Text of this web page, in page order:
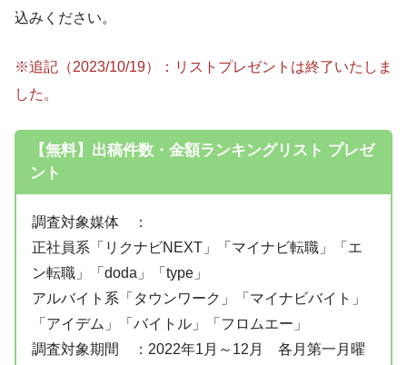
込みください。
※追記（2023/10/19）：リストプレゼントは終了いたしま
した。
【無料】出稿件数・金額ランキングリスト プレゼ
ント
調査対象媒体 ：
正社員系「リクナビNEXT」「マイナビ転職」「エ
ン転職」「doda」「type」
アルバイト系「タウンワーク」「マイナビバイト」
「アイデム」「バイトル」「フロムエー」
調査対象期間 ：2022年1月～12月 各月第一月曜